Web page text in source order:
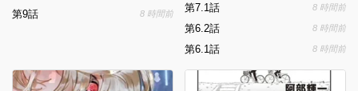
第9話 8 時間前 第7.1話 8 時間前
第6.2話 8 時間前
第6.1話 8 時間前